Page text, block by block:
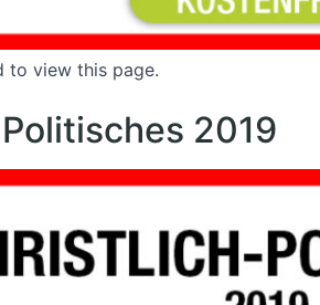
to view this page.
2019